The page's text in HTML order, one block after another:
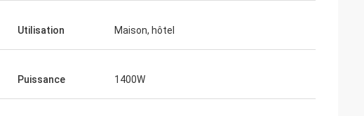
Utilisation Maison, hôtel
Puissance 1400W